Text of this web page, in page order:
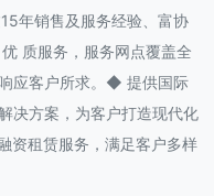
年销售及服务经验、富协
质服务，服务网点覆盖全
应客户所求。◆ 提供国际
决方案，为客户打造现代化
资租赁服务，满足客户多样